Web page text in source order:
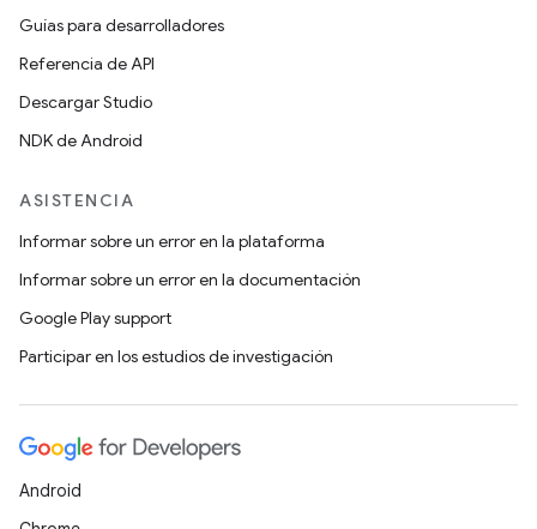
Guías para desarrolladores
Referencia de API
Descargar Studio
NDK de Android
ASISTENCIA
Informar sobre un error en la plataforma
Informar sobre un error en la documentación
Google Play support
Participar en los estudios de investigación
Android